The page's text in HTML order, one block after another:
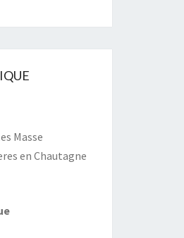
Masse
en Chautagne